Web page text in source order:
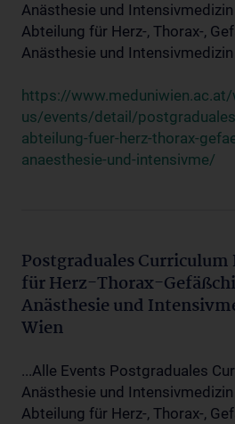
Anästhesie und
Abteilung für Herz-, Thorax-,
Anästhesie und
https://
us/events/detail/
abteilung-fuer-herz-thorax-
anaesthesie-und-intensivme/
Postgraduales
für Herz-Thorax-
Anästhesie und
Wien
...Alle Events Postgraduales
Anästhesie und
Abteilung für Herz-, Thorax-,